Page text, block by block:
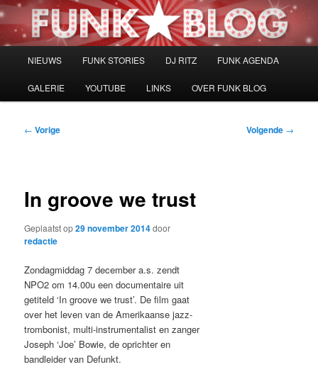
Spring
naar
NIEUWS FUNK STORIES DJ RITZ FUNK AGENDA
GALERIE YOUTUBE LINKS OVER FUNK BLOG
Bericht
← Vorige Volgende →
In groove we trust
Geplaatst op29 november 2014door
redactie
Zondagmiddag 7 december a.s. zendt
NPO2 om 14.00u een documentaire uit
getiteld ‘In groove we trust’. De film gaat
over het leven van de Amerikaanse jazz-
trombonist, multi-instrumentalist en zanger
Joseph ‘Joe’ Bowie, de oprichter en
bandleider van Defunkt.